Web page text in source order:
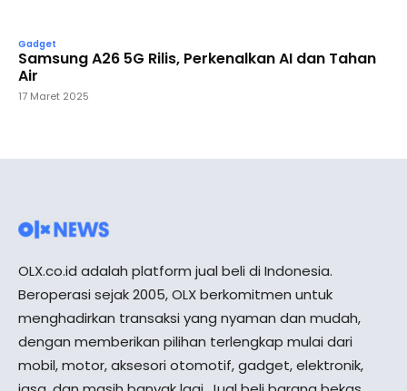
Gadget
Samsung A26 5G Rilis, Perkenalkan AI dan Tahan
Air
17 Maret 2025
OLX.co.id adalah platform jual beli di Indonesia.
Beroperasi sejak 2005, OLX berkomitmen untuk
menghadirkan transaksi yang nyaman dan mudah,
dengan memberikan pilihan terlengkap mulai dari
mobil, motor, aksesori otomotif, gadget, elektronik,